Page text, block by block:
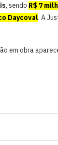
, sendo R$ 7
Daycoval. A
em obra